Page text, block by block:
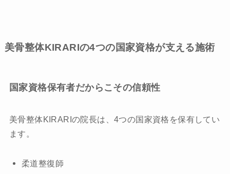
美骨整体KIRARIの4つの国家資格が支える施術
国家資格保有者だからこその信頼性
美骨整体KIRARIの院長は、4つの国家資格を保有してい
ます。
柔道整復師